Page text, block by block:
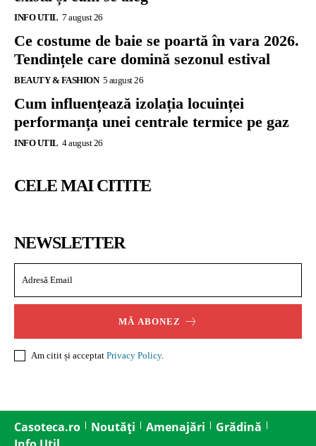
INFO UTIL 7 august 26
Ce costume de baie se poartă în vara 2026.
Tendințele care domină sezonul estival
BEAUTY & FASHION 5 august 26
Cum influențează izolația locuinței
performanța unei centrale termice pe gaz
INFO UTIL 4 august 26
CELE MAI CITITE
NEWSLETTER
MĂ ABONEZ
Am citit și acceptat Privacy Policy.
Casoteca.ro Noutăți Amenajări
Grădină